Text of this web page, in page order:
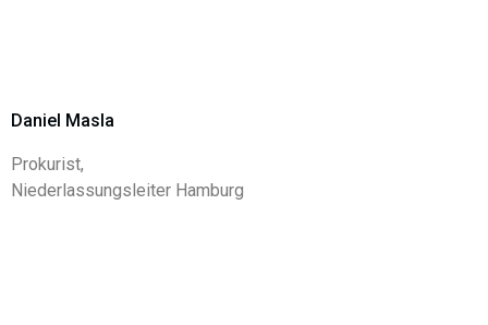
Daniel Masla
Prokurist,
Niederlassungsleiter Hamburg